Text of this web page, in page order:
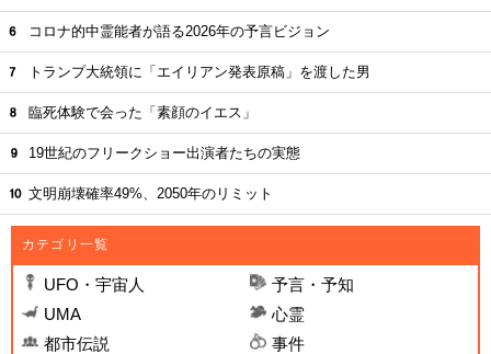
コロナ的中霊能者が語る2026年の予言ビジョン
トランプ大統領に「エイリアン発表原稿」を渡した男
臨死体験で会った「素顔のイエス」
19世紀のフリークショー出演者たちの実態
文明崩壊確率49%、2050年のリミット
カテゴリ一覧
UFO・宇宙人
予言・予知
UMA
心霊
都市伝説
事件